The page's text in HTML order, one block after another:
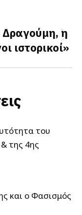
Δραγούμη, η
ιστορικοί»
του
της 4ης
και ο Φασισμός